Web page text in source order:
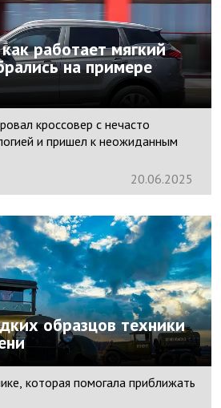
работает мягкий
на примере
кроссовер с нечасто
и пришел к неожиданным
20.06.2025
образцов техники
которая помогала приближать